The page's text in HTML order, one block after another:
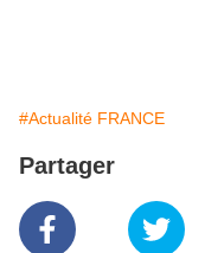
#Actualité FRANCE
Partager